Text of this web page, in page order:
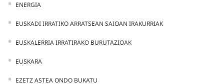
ENERGIA
EUSKADI IRRATIKO ARRATSEAN SAIOAN IRAKURRIAK
EUSKALERRIA IRRATIRAKO BURUTAZIOAK
EUSKARA
EZETZ ASTEA ONDO BUKATU